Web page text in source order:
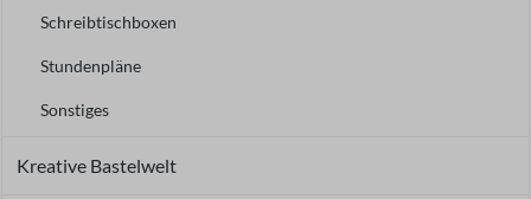
Schreibtischboxen
Stundenpläne
Sonstiges
Kreative Bastelwelt